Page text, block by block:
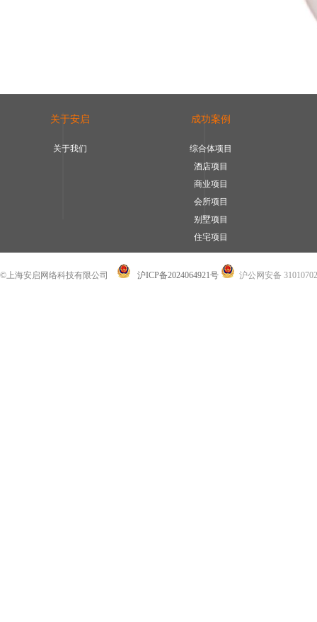
关于安启
关于我们
成功案例
综合体项目
酒店项目
商业项目
会所项目
别墅项目
住宅项目
©上海安启网络科技有限公司 沪ICP备2024064921号 沪公网安备